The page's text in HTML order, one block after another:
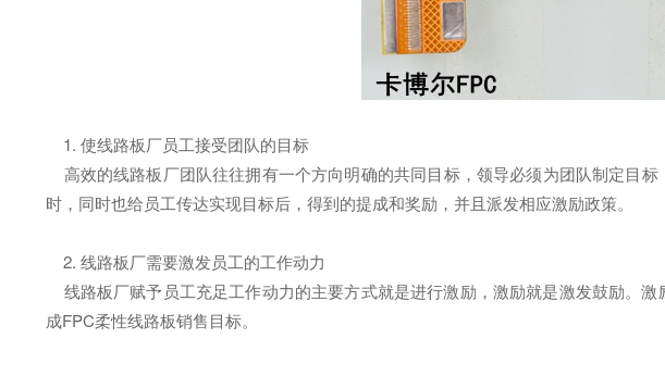
1. 使线路板厂员工接受团队的目标
高效的线路板厂团队往往拥有一个方向明确的共同目标，领导必须为团队制定目
时，同时也给员工传达实现目标后，得到的提成和奖励，并且派发相应激励政策。
2. 线路板厂需要激发员工的工作动力
线路板厂赋予员工充足工作动力的主要方式就是进行激励，激励就是激发鼓励。
成FPC柔性线路板销售目标。